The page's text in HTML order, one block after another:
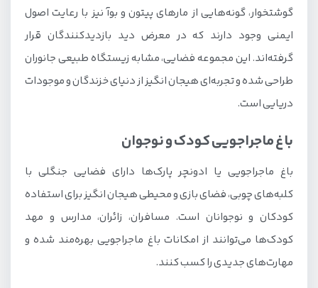
گوشتخوار، گونه‌هایی از مارهای پیتون و بوآ نیز با رعایت اصول
ایمنی وجود دارند که در معرض دید بازدید‌کنندگان قرار
گرفته‌اند. این مجموعه فضایی، مشابه زیستگاه طبیعی جانوران
طراحی شده و تجربه‌ای هیجان انگیز از دنیای خزندگان و موجودات
دریایی است.
باغ ماجراجویی کودک و نوجوان
باغ ماجراجویی یا ادونچر پارک‌ها دارای فضایی جنگلی با
کلبه‌های چوبی، فضای بازی و محیطی هیجان انگیز برای استفاده
کودکان و نوجوانان است. مسافران، زائران، مدارس و مهد
کودک‌ها می‌توانند از امکانات باغ ماجراجویی بهره‌مند شده و
مهارت‌های جدیدی را کسب کنند.